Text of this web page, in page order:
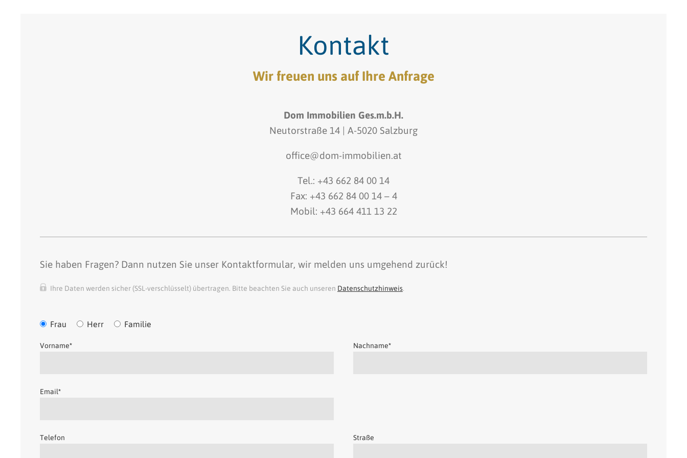
Kontakt
Wir freuen uns auf Ihre Anfrage
Dom Immobilien Ges.m.b.H.
Neutorstraße 14 | A-5020 Salzburg
office@dom-immobilien.at
Tel.: +43 662 84 00 14
Fax: +43 662 84 00 14 – 4
Mobil: +43 664 411 13 22
Sie haben Fragen? Dann nutzen Sie unser Kontaktformular, wir melden uns umgehend zurück!
Ihre Daten werden sicher (SSL-verschlüsselt) übertragen. Bitte beachten Sie auch unseren Datenschutzhinweis.
Frau Herr Familie
Vorname* Nachname*
Email*
Telefon Straße